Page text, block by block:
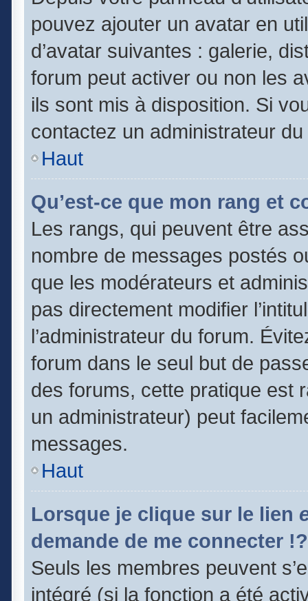
pouvez ajouter un avatar en
d’avatar suivantes : galerie,
forum peut activer ou non les
ils sont mis à disposition. Si
contactez un administrateur
Haut
Qu’est-ce que mon rang et
Les rangs, qui peuvent être
nombre de messages postés
que les modérateurs et
pas directement modifier
l’administrateur du forum.
forum dans le seul but de
des forums, cette pratique est
un administrateur) peut
messages.
Haut
Lorsque je clique sur le lien
demande de me connecter !?
Seuls les membres peuvent
intégré (si la fonction a été